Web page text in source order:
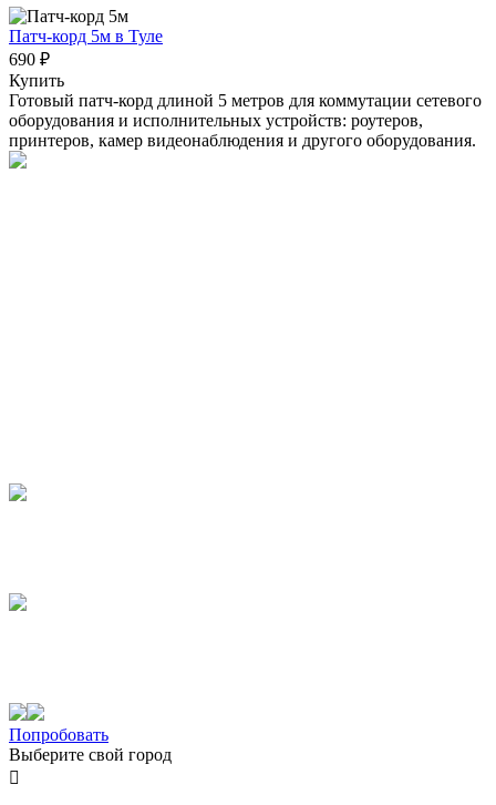
Патч-корд 5м в Туле
690 ₽
Купить
Готовый патч-корд длиной 5 метров для коммутации сетевого
оборудования и исполнительных устройств: роутеров,
принтеров, камер видеонаблюдения и другого оборудования.
Попробовать
Выберите свой город
